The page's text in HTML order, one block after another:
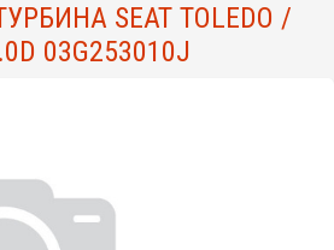
SEAT TOLEDO /
03G253010J